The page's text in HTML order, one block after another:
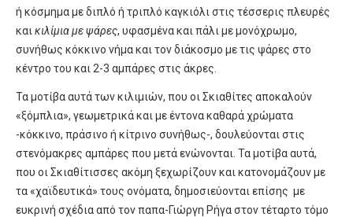
ή κόσμημα με διπλό ή τριπλό καγκιόλι στις τέσσερις πλευρές
και κιλίμια με ψάρες, υφασμένα και πάλι με μονόχρωμο,
συνήθως κόκκινο νήμα και τον διάκοσμο με τις ψάρες στο
κέντρο του και 2-3 αμπάρες στις άκρες.
Τα μοτίβα αυτά των κιλιμιών, που οι Σκιαθίτες αποκαλούν
«ξόμπλια», γεωμετρικά και με έντονα καθαρά χρώματα
-κόκκινο, πράσινο ή κίτρινο συνήθως-, δουλεύονται στις
στενόμακρες αμπάρες που μετά ενώνονται. Τα μοτίβα αυτά,
που οι Σκιαθίτισσες ακόμη ξεχωρίζουν και κατονομάζουν με
τα «χαϊδευτικά» τους ονόματα, δημοσιεύονται επίσης με
ευκρινή σχέδια από τον παπα-Γιώργη Ρήγα στον τέταρτο τόμο